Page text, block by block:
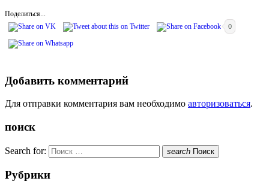
Поделиться...
0
Добавить комментарий
Для отправки комментария вам необходимо авторизоваться.
поиск
Search for: search Поиск
Рубрики